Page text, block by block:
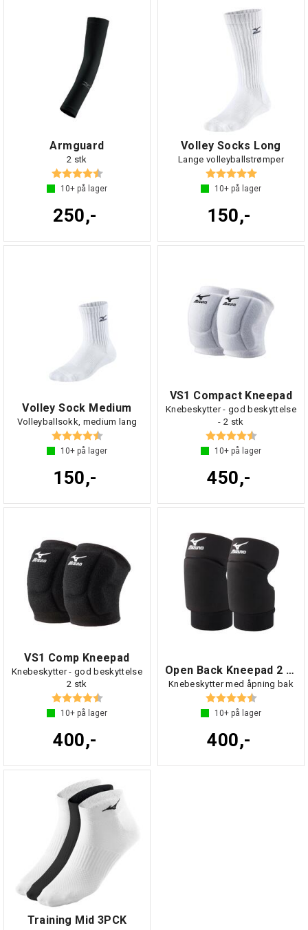
Armguard
2 stk
Karakter: 4.7 av 5 mulige
10+ på lager
250,-
Volley Socks Long
Lange volleyballstrømper
Karakter: 5.0 av 5
10+ på lager
150,-
Volley Sock Medium
Volleyballsokk, medium lang
Karakter: 4.5 av 5 mulige
10+ på lager
150,-
VS1 Compact Kneepad
Knebeskytter - god beskyttelse
- 2 stk
Karakter: 4.6 av 5
10+ på lager
450,-
VS1 Comp Kneepad
Knebeskytter - god beskyttelse
2 stk
Karakter: 4.6 av 5 mulige
10+ på lager
400,-
Open Back Kneepad 2 stk
Knebeskytter med åpning bak
Karakter: 4.4 av 5
10+ på lager
400,-
Training Mid 3PCK